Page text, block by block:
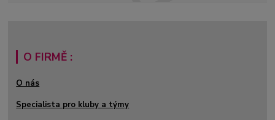
O FIRMĚ :
O nás
Specialista pro kluby a týmy